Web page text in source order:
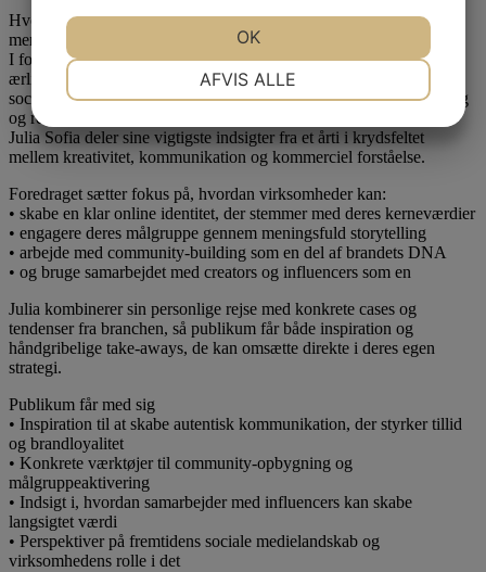
Hvordan skaber man en digital tilstedeværelse, der ikke bare ses –
men mærkes?
I foredraget Fra følgere til fællesskab giver Julia Sofia Aastrup et
ærligt og strategisk indblik i, hvordan virksomheder kan bruge
sociale medier til at opbygge stærke relationer, tydelig positionering
og reel forretningsværdi, i en digital verden som konstant skifter.
Julia Sofia deler sine vigtigste indsigter fra et årti i krydsfeltet
mellem kreativitet, kommunikation og kommerciel forståelse.
Foredraget sætter fokus på, hvordan virksomheder kan:
• skabe en klar online identitet, der stemmer med deres kerneværdier
• engagere deres målgruppe gennem meningsfuld storytelling
• arbejde med community-building som en del af brandets DNA
• og bruge samarbejdet med creators og influencers som en
Julia kombinerer sin personlige rejse med konkrete cases og
tendenser fra branchen, så publikum får både inspiration og
håndgribelige take-aways, de kan omsætte direkte i deres egen
strategi.
Publikum får med sig
• Inspiration til at skabe autentisk kommunikation, der styrker tillid
og brandloyalitet
• Konkrete værktøjer til community-opbygning og
målgruppeaktivering
• Indsigt i, hvordan samarbejder med influencers kan skabe
langsigtet værdi
• Perspektiver på fremtidens sociale medielandskab og
virksomhedens rolle i det
MARKETING STATISTIK
AFVIS ALLE
OK